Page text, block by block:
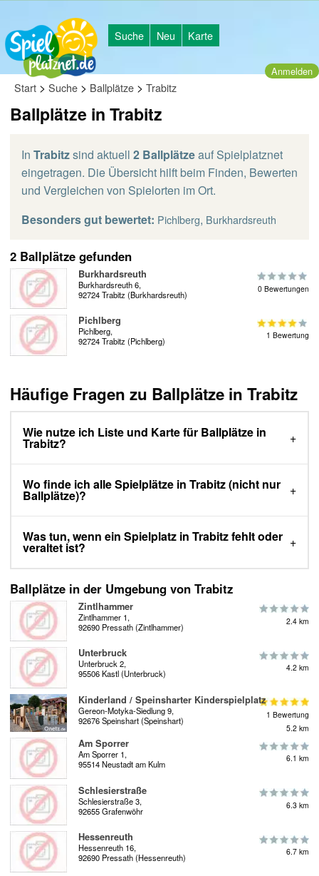
Suche Neu Karte
Anmelden
Start > Suche > Ballplätze > Trabitz
Ballplätze in Trabitz
In Trabitzsind aktuell 2 Ballplätzeauf Spielplatznet
eingetragen. Die Übersicht hilft beim Finden, Bewerten
und Vergleichen von Spielorten im Ort.
Besonders gut bewertet: Pichlberg, Burkhardsreuth
2 Ballplätze gefunden
Burkhardsreuth
Burkhardsreuth 6,
92724 Trabitz (Burkhardsreuth)
0 Bewertungen
Pichlberg
Pichlberg,
92724 Trabitz (Pichlberg)
1 Bewertung
Häufige Fragen zu Ballplätze in Trabitz
Wie nutze ich Liste und Karte für Ballplätze in
Trabitz?
Wo finde ich alle Spielplätze in Trabitz (nicht nur
Ballplätze)?
Was tun, wenn ein Spielplatz in Trabitz fehlt oder
veraltet ist?
Ballplätze in der Umgebung von Trabitz
Zintlhammer
Zintlhammer 1,
92690 Pressath (Zintlhammer)
2.4 km
Unterbruck
Unterbruck 2,
95506 Kastl (Unterbruck)
4.2 km
Kinderland / Speinsharter Kinderspielplatz
Gereon-Motyka-Siedlung 9,
92676 Speinshart (Speinshart)
1 Bewertung
5.2 km
Am Sporrer
Am Sporrer 1,
95514 Neustadt am Kulm
6.1 km
Schlesierstraße
Schlesierstraße 3,
92655 Grafenwöhr
6.3 km
Hessenreuth
Hessenreuth 16,
92690 Pressath (Hessenreuth)
6.7 km